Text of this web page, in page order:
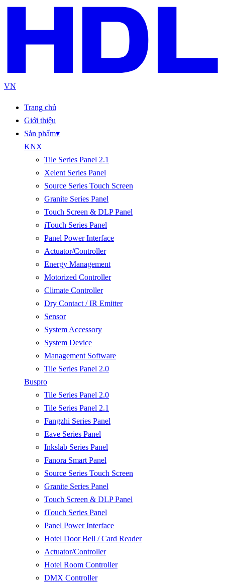
VN
Trang chủ
Giới thiệu
Sản phẩm▾
KNX
Tile Series Panel 2.1
Xelent Series Panel
Source Series Touch Screen
Granite Series Panel
Touch Screen & DLP Panel
iTouch Series Panel
Panel Power Interface
Actuator/Controller
Energy Management
Motorized Controller
Climate Controller
Dry Contact / IR Emitter
Sensor
System Accessory
System Device
Management Software
Tile Series Panel 2.0
Buspro
Tile Series Panel 2.0
Tile Series Panel 2.1
Fangzhi Series Panel
Eave Series Panel
Inkslab Series Panel
Fanora Smart Panel
Source Series Touch Screen
Granite Series Panel
Touch Screen & DLP Panel
iTouch Series Panel
Panel Power Interface
Hotel Door Bell / Card Reader
Actuator/Controller
Hotel Room Controller
DMX Controller